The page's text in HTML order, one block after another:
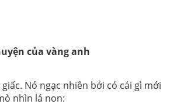
của vàng anh
Nó ngạc nhiên bởi có cái gì mới
nhìn lá non: